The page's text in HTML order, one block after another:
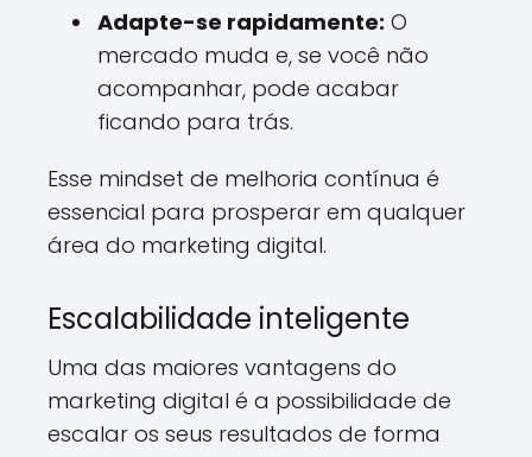
Adapte-se rapidamente: O
mercado muda e, se você não
acompanhar, pode acabar
ficando para trás.
Esse mindset de melhoria contínua é
essencial para prosperar em qualquer
área do marketing digital.
Escalabilidade inteligente
Uma das maiores vantagens do
marketing digital é a possibilidade de
escalar os seus resultados de forma